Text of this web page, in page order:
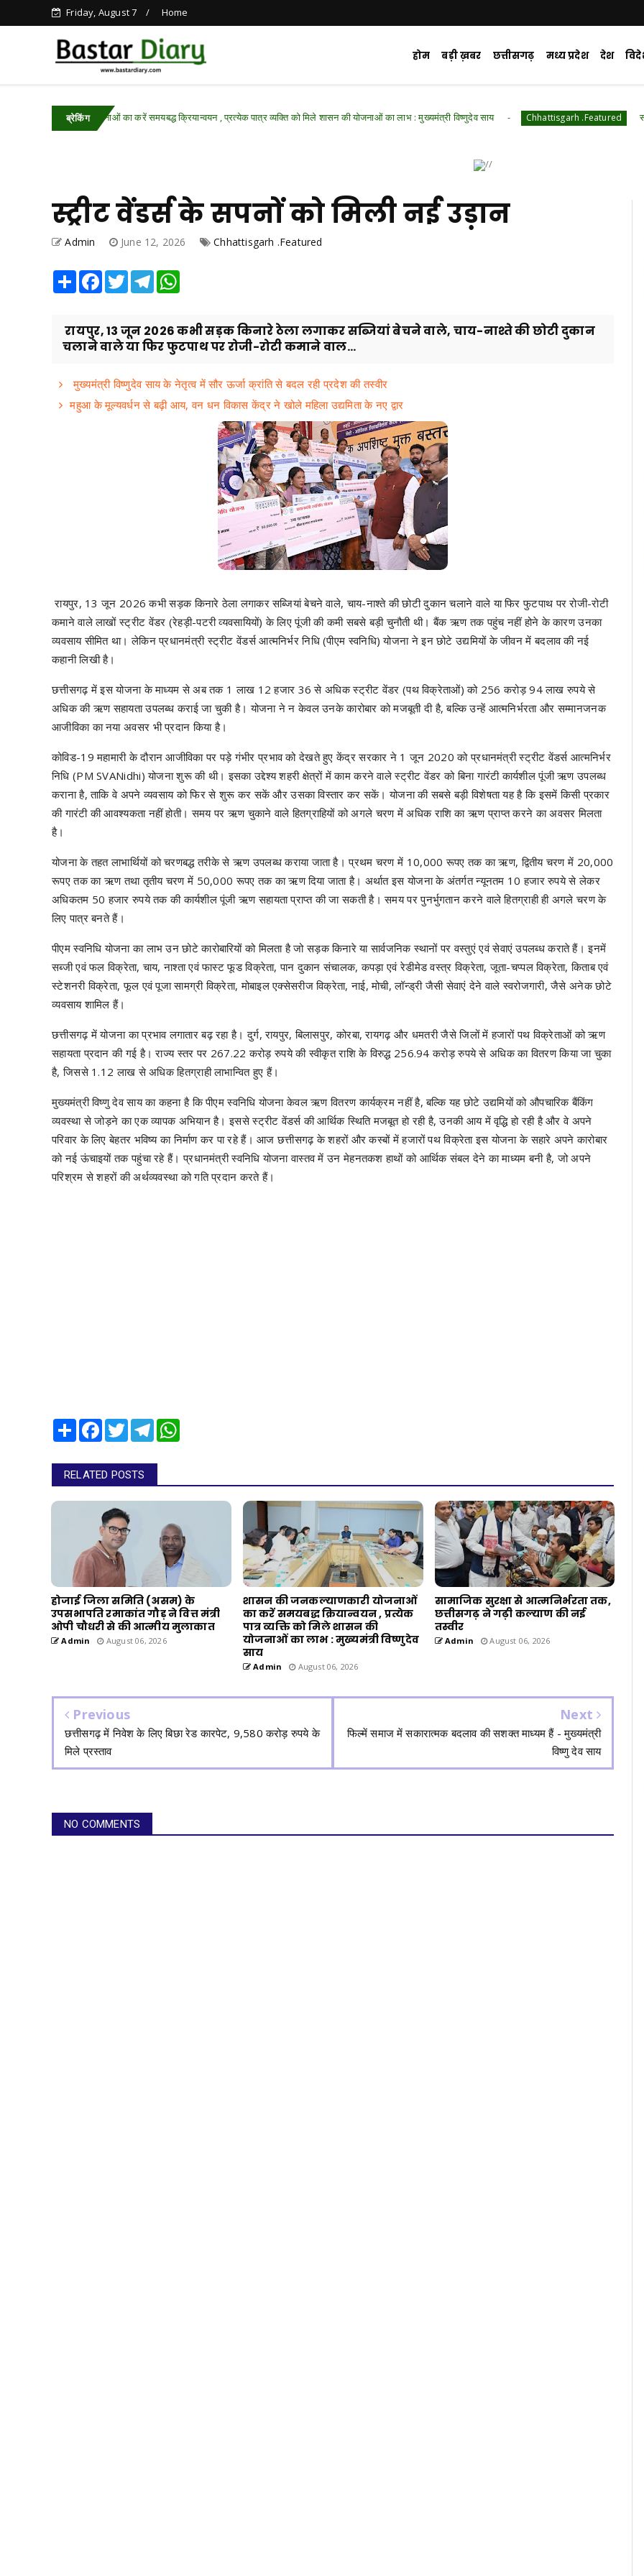
Friday, August 7 Home
होम बड़ी ख़बर छत्तीसगढ़ मध्य प्रदेश देश
ब्रेकिंग
योजनाओं का करें समयबद्ध क्रियान्वयन , प्रत्येक पात्र व्यक्ति को मिले शासन की योजनाओं का लाभ : मुख्यमंत्री विष्णुदेव साय Chhattisgarh .Featured सामाजिक सुरक्षा से
स्ट्रीट वेंडर्स के सपनों को मिली नई उड़ान
Admin June 12, 2026 Chhattisgarh .Featured
Share Facebook
TwitterTelegram
रायपुर, 13 जून 2026 कभी सड़क किनारे ठेला लगाकर सब्जियां बेचने वाले, चाय-नाश्ते की छोटी दुकान
चलाने वाले या फिर फुटपाथ पर रोजी-रोटी कमाने वाल...
मुख्यमंत्री विष्णुदेव साय के नेतृत्व में सौर ऊर्जा क्रांति से बदल रही प्रदेश की तस्वीर
महुआ के मूल्यवर्धन से बढ़ी आय, वन धन विकास केंद्र ने खोले महिला उद्यमिता के नए द्वार
रायपुर, 13 जून 2026 कभी सड़क किनारे ठेला लगाकर सब्जियां बेचने वाले, चाय-नाश्ते की छोटी दुकान चलाने वाले या फिर फुटपाथ पर रोजी-रोटी
कमाने वाले लाखों स्ट्रीट वेंडर (रेहड़ी-पटरी व्यवसायियों) के लिए पूंजी की कमी सबसे बड़ी चुनौती थी। बैंक ऋण तक पहुंच नहीं होने के कारण उनका
व्यवसाय सीमित था। लेकिन प्रधानमंत्री स्ट्रीट वेंडर्स आत्मनिर्भर निधि (पीएम स्वनिधि) योजना ने इन छोटे उद्यमियों के जीवन में बदलाव की नई
कहानी लिखी है।
छत्तीसगढ़ में इस योजना के माध्यम से अब तक 1 लाख 12 हजार 36 से अधिक स्ट्रीट वेंडर (पथ विक्रेताओं) को 256 करोड़ 94 लाख रुपये से
अधिक की ऋण सहायता उपलब्ध कराई जा चुकी है। योजना ने न केवल उनके कारोबार को मजबूती दी है, बल्कि उन्हें आत्मनिर्भरता और सम्मानजनक
आजीविका का नया अवसर भी प्रदान किया है।
कोविड-19 महामारी के दौरान आजीविका पर पड़े गंभीर प्रभाव को देखते हुए केंद्र सरकार ने 1 जून 2020 को प्रधानमंत्री स्ट्रीट वेंडर्स आत्मनिर्भर
निधि (PM SVANidhi) योजना शुरू की थी। इसका उद्देश्य शहरी क्षेत्रों में काम करने वाले स्ट्रीट वेंडर को बिना गारंटी कार्यशील पूंजी ऋण उपलब्ध
कराना है, ताकि वे अपने व्यवसाय को फिर से शुरू कर सकें और उसका विस्तार कर सकें। योजना की सबसे बड़ी विशेषता यह है कि इसमें किसी प्रकार
की गारंटी की आवश्यकता नहीं होती। समय पर ऋण चुकाने वाले हितग्राहियों को अगले चरण में अधिक राशि का ऋण प्राप्त करने का अवसर मिलता
है।
योजना के तहत लाभार्थियों को चरणबद्ध तरीके से ऋण उपलब्ध कराया जाता है। प्रथम चरण में 10,000 रूपए तक का ऋण, द्वितीय चरण में 20,000
रूपए तक का ऋण तथा तृतीय चरण में 50,000 रूपए तक का ऋण दिया जाता है। अर्थात इस योजना के अंतर्गत न्यूनतम 10 हजार रुपये से लेकर
अधिकतम 50 हजार रुपये तक की कार्यशील पूंजी ऋण सहायता प्राप्त की जा सकती है। समय पर पुनर्भुगतान करने वाले हितग्राही ही अगले चरण के
लिए पात्र बनते हैं।
पीएम स्वनिधि योजना का लाभ उन छोटे कारोबारियों को मिलता है जो सड़क किनारे या सार्वजनिक स्थानों पर वस्तुएं एवं सेवाएं उपलब्ध कराते हैं। इनमें
सब्जी एवं फल विक्रेता, चाय, नाश्ता एवं फास्ट फूड विक्रेता, पान दुकान संचालक, कपड़ा एवं रेडीमेड वस्त्र विक्रेता, जूता-चप्पल विक्रेता, किताब एवं
स्टेशनरी विक्रेता, फूल एवं पूजा सामग्री विक्रेता, मोबाइल एक्सेसरीज विक्रेता, नाई, मोची, लॉन्ड्री जैसी सेवाएं देने वाले स्वरोजगारी, जैसे अनेक छोटे
व्यवसाय शामिल हैं।
छत्तीसगढ़ में योजना का प्रभाव लगातार बढ़ रहा है। दुर्ग, रायपुर, बिलासपुर, कोरबा, रायगढ़ और धमतरी जैसे जिलों में हजारों पथ विक्रेताओं को ऋण
सहायता प्रदान की गई है। राज्य स्तर पर 267.22 करोड़ रुपये की स्वीकृत राशि के विरुद्ध 256.94 करोड़ रुपये से अधिक का वितरण किया जा चुका
है, जिससे 1.12 लाख से अधिक हितग्राही लाभान्वित हुए हैं।
मुख्यमंत्री विष्णु देव साय का कहना है कि पीएम स्वनिधि योजना केवल ऋण वितरण कार्यक्रम नहीं है, बल्कि यह छोटे उद्यमियों को औपचारिक बैंकिंग
व्यवस्था से जोड़ने का एक व्यापक अभियान है। इससे स्ट्रीट वेंडर्स की आर्थिक स्थिति मजबूत हो रही है, उनकी आय में वृद्धि हो रही है और वे अपने
परिवार के लिए बेहतर भविष्य का निर्माण कर पा रहे हैं। आज छत्तीसगढ़ के शहरों और कस्बों में हजारों पथ विक्रेता इस योजना के सहारे अपने कारोबार
को नई ऊंचाइयों तक पहुंचा रहे हैं। प्रधानमंत्री स्वनिधि योजना वास्तव में उन मेहनतकश हाथों को आर्थिक संबल देने का माध्यम बनी है, जो अपने
परिश्रम से शहरों की अर्थव्यवस्था को गति प्रदान करते हैं।
Share Facebook
TwitterTelegram
RELATED POSTS
होजाई जिला समिति (असम) के
उपसभापति रमाकांत गौड़ ने वित्त मंत्री
ओपी चौधरी से की आत्मीय मुलाकात
Admin August 06, 2026
शासन की जनकल्याणकारी योजनाओं
का करें समयबद्ध क्रियान्वयन , प्रत्येक
पात्र व्यक्ति को मिले शासन की
योजनाओं का लाभ : मुख्यमंत्री विष्णुदेव
साय
Admin August 06, 2026
सामाजिक सुरक्षा से आत्मनिर्भरता तक,
छत्तीसगढ़ ने गढ़ी कल्याण की नई
तस्वीर
Admin August 06, 2026
Previous
छत्तीसगढ़ में निवेश के लिए बिछा रेड कारपेट, 9,580 करोड़ रुपये के
मिले प्रस्ताव
Next
फिल्में समाज में सकारात्मक बदलाव की सशक्त माध्यम हैं - मुख्यमंत्री
विष्णु देव साय
NO COMMENTS